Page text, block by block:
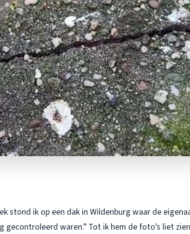
stond ik op een dak in Wildenburg waar de
gecontroleerd waren.” Tot ik hem de foto’s liet